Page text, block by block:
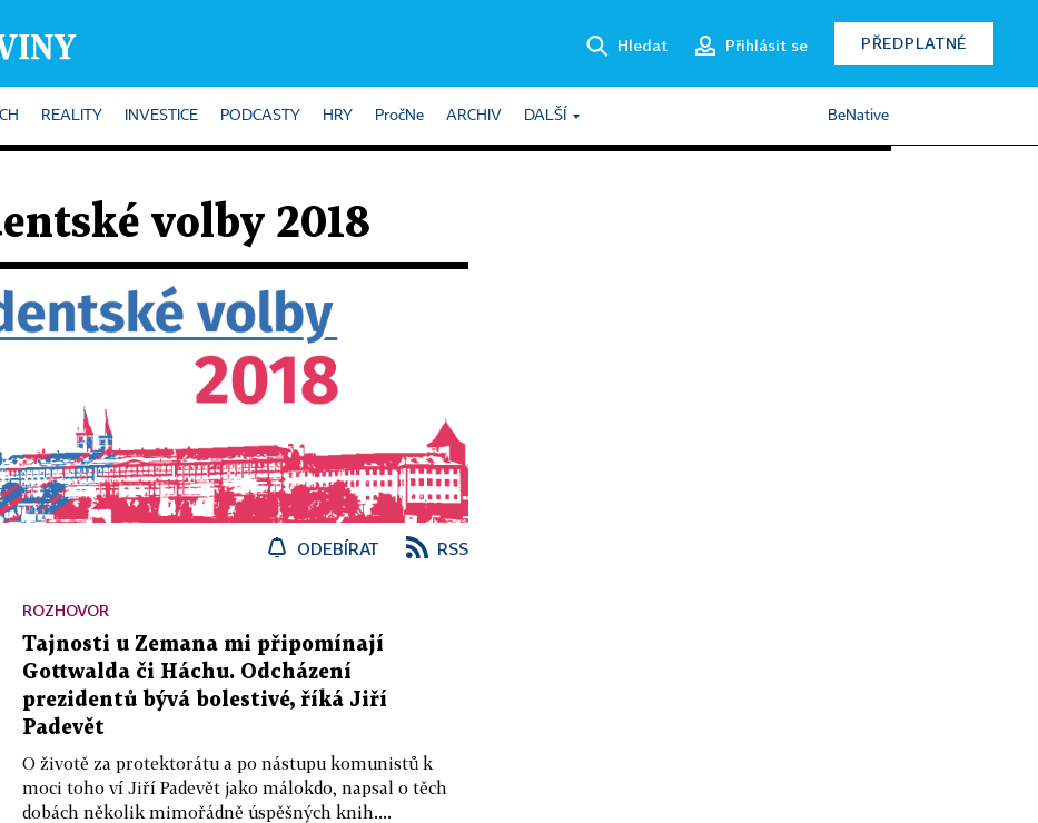
Hledat Přihlásit se PŘEDPLATNÉ
REALITY INVESTICE PODCASTY HRY PročNe ARCHIV DALŠÍ BeNative
volby 2018
ODEBÍRAT RSS
ROZHOVOR
Tajnosti u Zemana mi připomínají
Gottwalda či Háchu. Odcházení
prezidentů bývá bolestivé, říká Jiří
Padevět
O životě za protektorátu a po nástupu komunistů k
moci toho ví Jiří Padevět jako málokdo, napsal o těch
dobách několik mimořádně úspěšných knih....